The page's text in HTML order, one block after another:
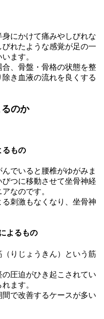
にかけて痛みやしびれな
れたような感覚が足の一
ます。
、骨盤・骨格の状態を整
き血液の流れを良くする
のか
るもの
でいると腰椎がゆがみま
つに移動させて坐骨神経
なのです。
刺激もなくなり、坐骨神
よるもの
りじょうきん）という筋
圧迫がひき起こされてい
ます。
で改善するケースが多い